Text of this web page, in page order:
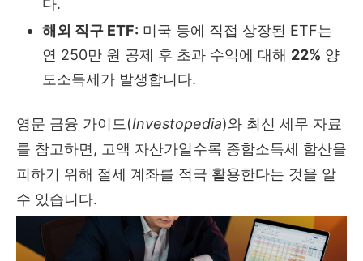
다.
해외 직구 ETF: 미국 등에 직접 상장된 ETF는
연 250만 원 공제 후 초과 수익에 대해 22% 양
도소득세가 발생합니다.
영문 금융 가이드(Investopedia)와 최신 세무 자료
를 참고하면, 고액 자산가일수록 종합소득세 합산을
피하기 위해 절세 계좌를 적극 활용한다는 것을 알
수 있습니다.